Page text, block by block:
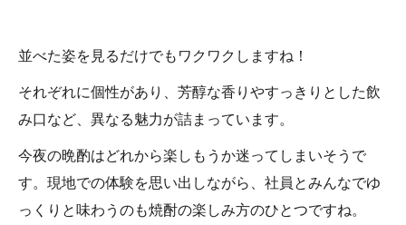
並べた姿を見るだけでもワクワクしますね！
それぞれに個性があり、芳醇な香りやすっきりとした飲
み口など、異なる魅力が詰まっています。
今夜の晩酌はどれから楽しもうか迷ってしまいそうで
す。現地での体験を思い出しながら、社員とみんなでゆ
っくりと味わうのも焼酎の楽しみ方のひとつですね。